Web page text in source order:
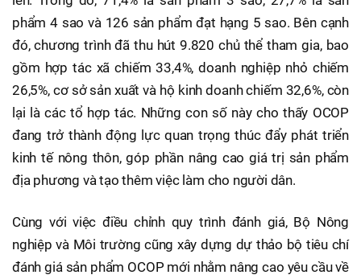
phẩm 4 sao và 126 sản phẩm đạt hạng 5 sao. Bên cạnh
đó, chương trình đã thu hút 9.820 chủ thể tham gia, bao
gồm hợp tác xã chiếm 33,4%, doanh nghiệp nhỏ chiếm
26,5%, cơ sở sản xuất và hộ kinh doanh chiếm 32,6%, còn
lại là các tổ hợp tác. Những con số này cho thấy OCOP
đang trở thành động lực quan trọng thúc đẩy phát triển
kinh tế nông thôn, góp phần nâng cao giá trị sản phẩm
địa phương và tạo thêm việc làm cho người dân.
Cùng với việc điều chỉnh quy trình đánh giá, Bộ Nông
nghiệp và Môi trường cũng xây dựng dự thảo bộ tiêu chí
đánh giá sản phẩm OCOP mới nhằm nâng cao yêu cầu về